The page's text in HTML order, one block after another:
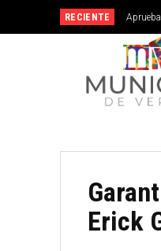
RECIENTE
Erick